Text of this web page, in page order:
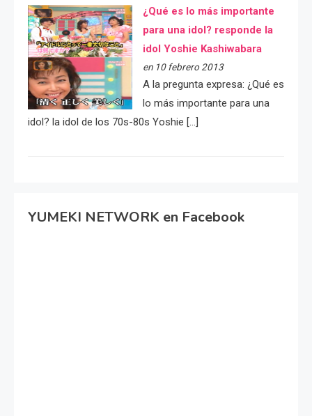
¿Qué es lo más importante
para una idol? responde la
idol Yoshie Kashiwabara
en 10 febrero 2013
A la pregunta expresa: ¿Qué es
lo más importante para una
idol? la idol de los 70s-80s Yoshie […]
YUMEKI NETWORK en Facebook